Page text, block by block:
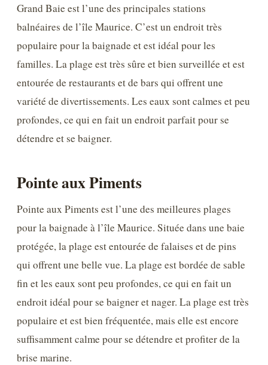
Grand Baie est l’une des principales stations
balnéaires de l’île Maurice. C’est un endroit très
populaire pour la baignade et est idéal pour les
familles. La plage est très sûre et bien surveillée et est
entourée de restaurants et de bars qui offrent une
variété de divertissements. Les eaux sont calmes et peu
profondes, ce qui en fait un endroit parfait pour se
détendre et se baigner.
Pointe aux Piments
Pointe aux Piments est l’une des meilleures plages
pour la baignade à l’île Maurice. Située dans une baie
protégée, la plage est entourée de falaises et de pins
qui offrent une belle vue. La plage est bordée de sable
fin et les eaux sont peu profondes, ce qui en fait un
endroit idéal pour se baigner et nager. La plage est très
populaire et est bien fréquentée, mais elle est encore
suffisamment calme pour se détendre et profiter de la
brise marine.